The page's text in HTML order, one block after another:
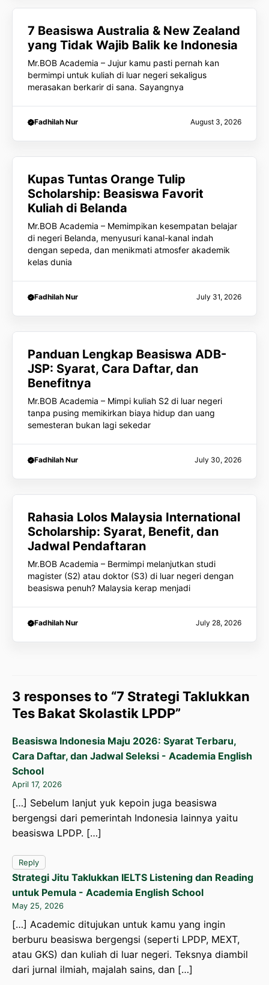
7 Beasiswa Australia & New Zealand
yang Tidak Wajib Balik ke Indonesia
Mr.BOB Academia – Jujur kamu pasti pernah kan
bermimpi untuk kuliah di luar negeri sekaligus
merasakan berkarir di sana. Sayangnya
Fadhilah Nur August 3, 2026
Kupas Tuntas Orange Tulip
Scholarship: Beasiswa Favorit
Kuliah di Belanda
Mr.BOB Academia – Memimpikan kesempatan belajar
di negeri Belanda, menyusuri kanal-kanal indah
dengan sepeda, dan menikmati atmosfer akademik
kelas dunia
Fadhilah Nur July 31, 2026
Panduan Lengkap Beasiswa ADB-
JSP: Syarat, Cara Daftar, dan
Benefitnya
Mr.BOB Academia – Mimpi kuliah S2 di luar negeri
tanpa pusing memikirkan biaya hidup dan uang
semesteran bukan lagi sekedar
Fadhilah Nur July 30, 2026
Rahasia Lolos Malaysia International
Scholarship: Syarat, Benefit, dan
Jadwal Pendaftaran
Mr.BOB Academia – Bermimpi melanjutkan studi
magister (S2) atau doktor (S3) di luar negeri dengan
beasiswa penuh? Malaysia kerap menjadi
Fadhilah Nur July 28, 2026
3 responses to “7 Strategi Taklukkan
Tes Bakat Skolastik LPDP”
Beasiswa Indonesia Maju 2026: Syarat Terbaru,
Cara Daftar, dan Jadwal Seleksi - Academia English
School
April 17, 2026
[…] Sebelum lanjut yuk kepoin juga beasiswa
bergengsi dari pemerintah Indonesia lainnya yaitu
beasiswa LPDP. […]
Reply
Strategi Jitu Taklukkan IELTS Listening dan Reading
untuk Pemula - Academia English School
May 25, 2026
[…] Academic ditujukan untuk kamu yang ingin
berburu beasiswa bergengsi (seperti LPDP, MEXT,
atau GKS) dan kuliah di luar negeri. Teksnya diambil
dari jurnal ilmiah, majalah sains, dan […]